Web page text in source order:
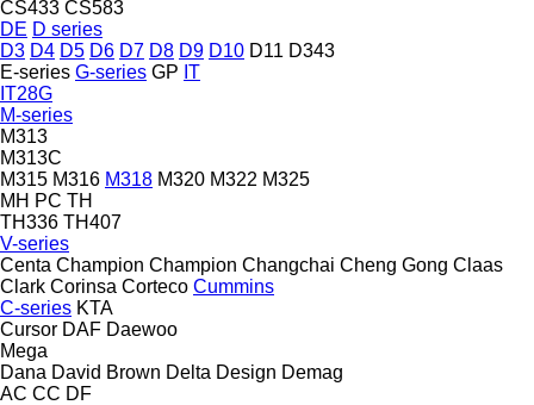
CS433 CS583
DE D series
D3 D4 D5 D6 D7 D8 D9 D10 D11 D343
E-series G-series GP IT
IT28G
M-series
M313
M313C
M315 M316 M318 M320 M322 M325
MH PC TH
TH336 TH407
V-series
Centa Champion Champion Changchai Cheng Gong Claas
Clark Corinsa Corteco Cummins
C-series KTA
Cursor DAF Daewoo
Mega
Dana David Brown Delta Design Demag
AC CC DF